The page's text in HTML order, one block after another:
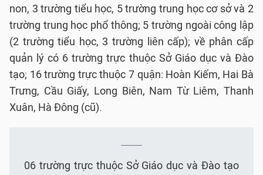
non, 3 trường tiểu học, 5 trường trung học cơ sở và 2
trường trung học phổ thông; 5 trường ngoài công lập
(2 trường tiểu học, 3 trường liên cấp); về phân cấp
quản lý có 6 trường trực thuộc Sở Giáo dục và Đào
tạo; 16 trường trực thuộc 7 quận: Hoàn Kiếm, Hai Bà
Trưng, Cầu Giấy, Long Biên, Nam Từ Liêm, Thanh
Xuân, Hà Đông (cũ).
06 trường trực thuộc Sở Giáo dục và Đào tạo